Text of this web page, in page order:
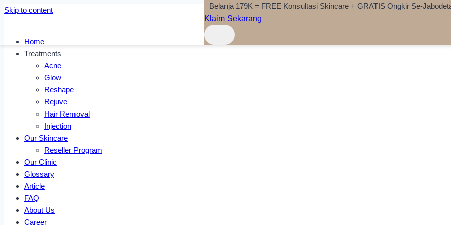
Skip to content
Home
Treatments
Acne
Glow
Reshape
Rejuve
Hair Removal
Injection
Our Skincare
Reseller Program
Our Clinic
Glossary
Article
FAQ
About Us
Career
Belanja 179K = FREE Konsultasi Skincare + GRATIS Ongkir Se-
Klaim Sekarang